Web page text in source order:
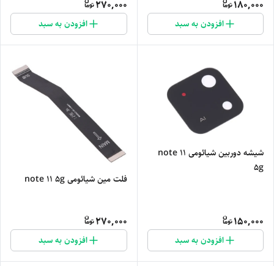
180,000
افزودن به سبد
270,000
افزودن به سبد
شیشه دوربین شیائومی note 11
5g
150,000
افزودن به سبد
فلت مین شیائومی note 11 5g
270,000
افزودن به سبد